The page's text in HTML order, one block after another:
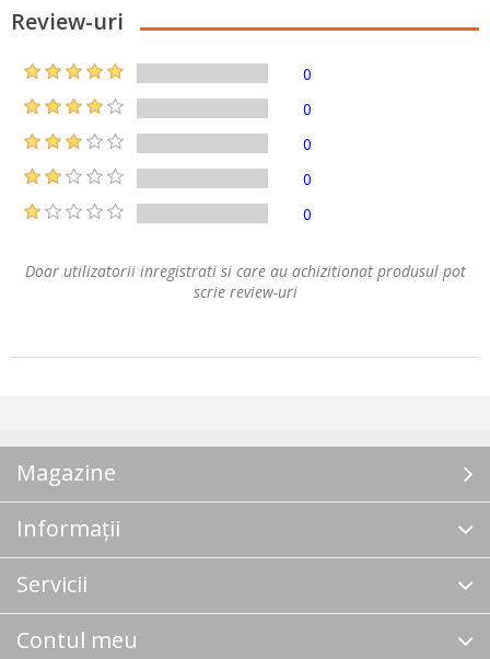
Review-uri
0
0
0
0
0
Doar utilizatorii inregistrati si care au achizitionat produsul pot
scrie review-uri
Magazine
Informații
Servicii
Contul meu